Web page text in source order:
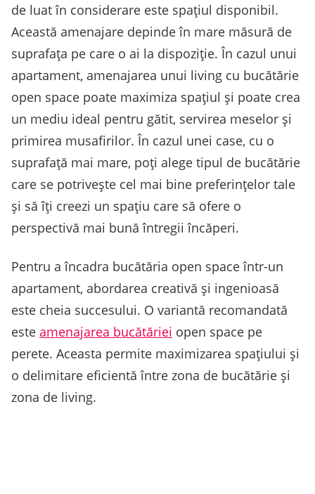
de luat în considerare este spațiul disponibil.
Această amenajare depinde în mare măsură de
suprafața pe care o ai la dispoziție. În cazul unui
apartament, amenajarea unui living cu bucătărie
open space poate maximiza spațiul și poate crea
un mediu ideal pentru gătit, servirea meselor și
primirea musafirilor. În cazul unei case, cu o
suprafață mai mare, poți alege tipul de bucătărie
care se potrivește cel mai bine preferințelor tale
și să îți creezi un spațiu care să ofere o
perspectivă mai bună întregii încăperi.
Pentru a încadra bucătăria open space într-un
apartament, abordarea creativă și ingenioasă
este cheia succesului. O variantă recomandată
este amenajarea bucătăriei open space pe
perete. Aceasta permite maximizarea spațiului și
o delimitare eficientă între zona de bucătărie și
zona de living.